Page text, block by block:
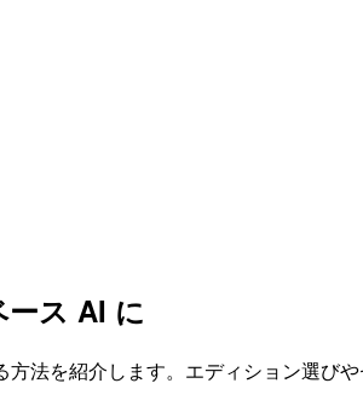
ス AI に
法を紹介します。エディション選びや